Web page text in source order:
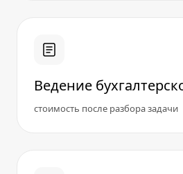
Ведение
стоимость после разбора задачи